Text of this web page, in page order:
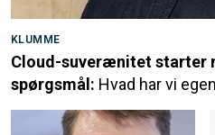
KLUMME
Cloud-suverænitet starter
spørgsmål: Hvad har vi